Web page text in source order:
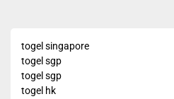
togel singapore
togel sgp
togel sgp
togel hk